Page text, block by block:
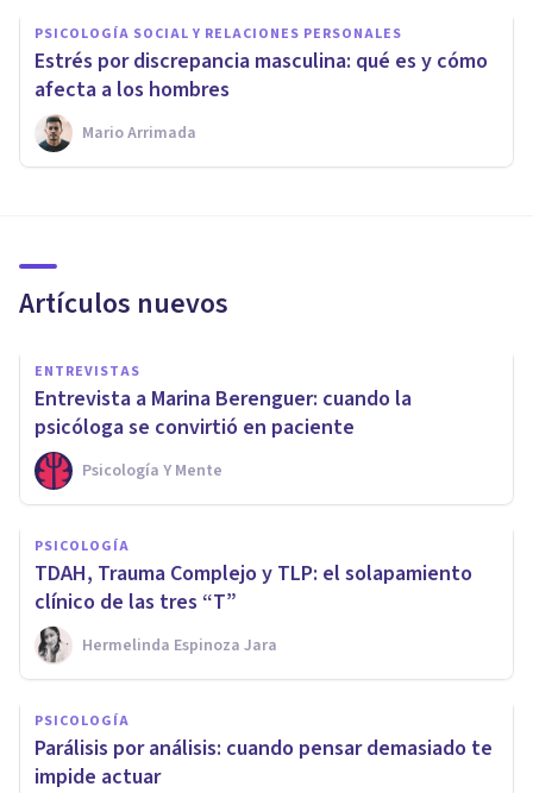
PSICOLOGÍA SOCIAL Y RELACIONES PERSONALES
Estrés por discrepancia masculina: qué es y cómo
afecta a los hombres
Mario Arrimada
Artículos nuevos
ENTREVISTAS
Entrevista a Marina Berenguer: cuando la
psicóloga se convirtió en paciente
Psicología Y Mente
PSICOLOGÍA
TDAH, Trauma Complejo y TLP: el solapamiento
clínico de las tres “T”
Hermelinda Espinoza Jara
PSICOLOGÍA
Parálisis por análisis: cuando pensar demasiado te
impide actuar